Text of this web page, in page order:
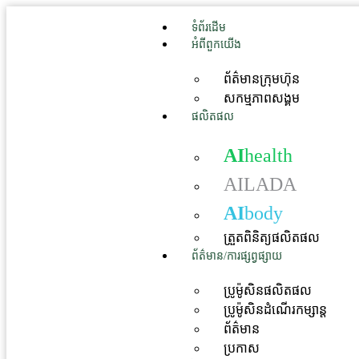
ទំព័រដើម
អំពីពួកយើង
ព័ត៌មានក្រុមហ៊ុន
សកម្មភាពសង្គម
ផលិតផល
AIhealth
AILADA
AIbody
ត្រួតពិនិត្យផលិតផល
ព័ត៌មាន/ការផ្សព្វផ្សាយ
ប្រូម៉ូសិនផលិតផល
ប្រូម៉ូសិនដំណើរកម្សាន្ត
ព័ត៌មាន
ប្រកាស